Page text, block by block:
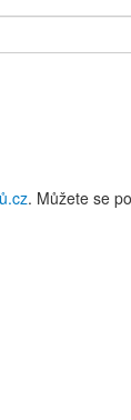
. Můžete se